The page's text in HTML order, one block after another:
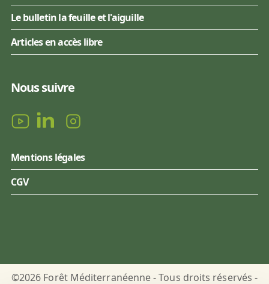
Le bulletin la feuille et l'aiguille
Articles en accès libre
Nous suivre
Mentions légales
CGV
©2026 Forêt Méditerranéenne - Tous droits réservés -